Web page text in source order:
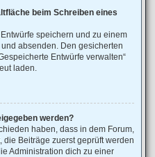
beim Schreiben eines
speichern und zu einem
absenden. Den gesicherten
Entwürfe verwalten“
laden.
werden?
haben, dass in dem Forum,
Beiträge zuerst geprüft werden
Administration dich zu einer